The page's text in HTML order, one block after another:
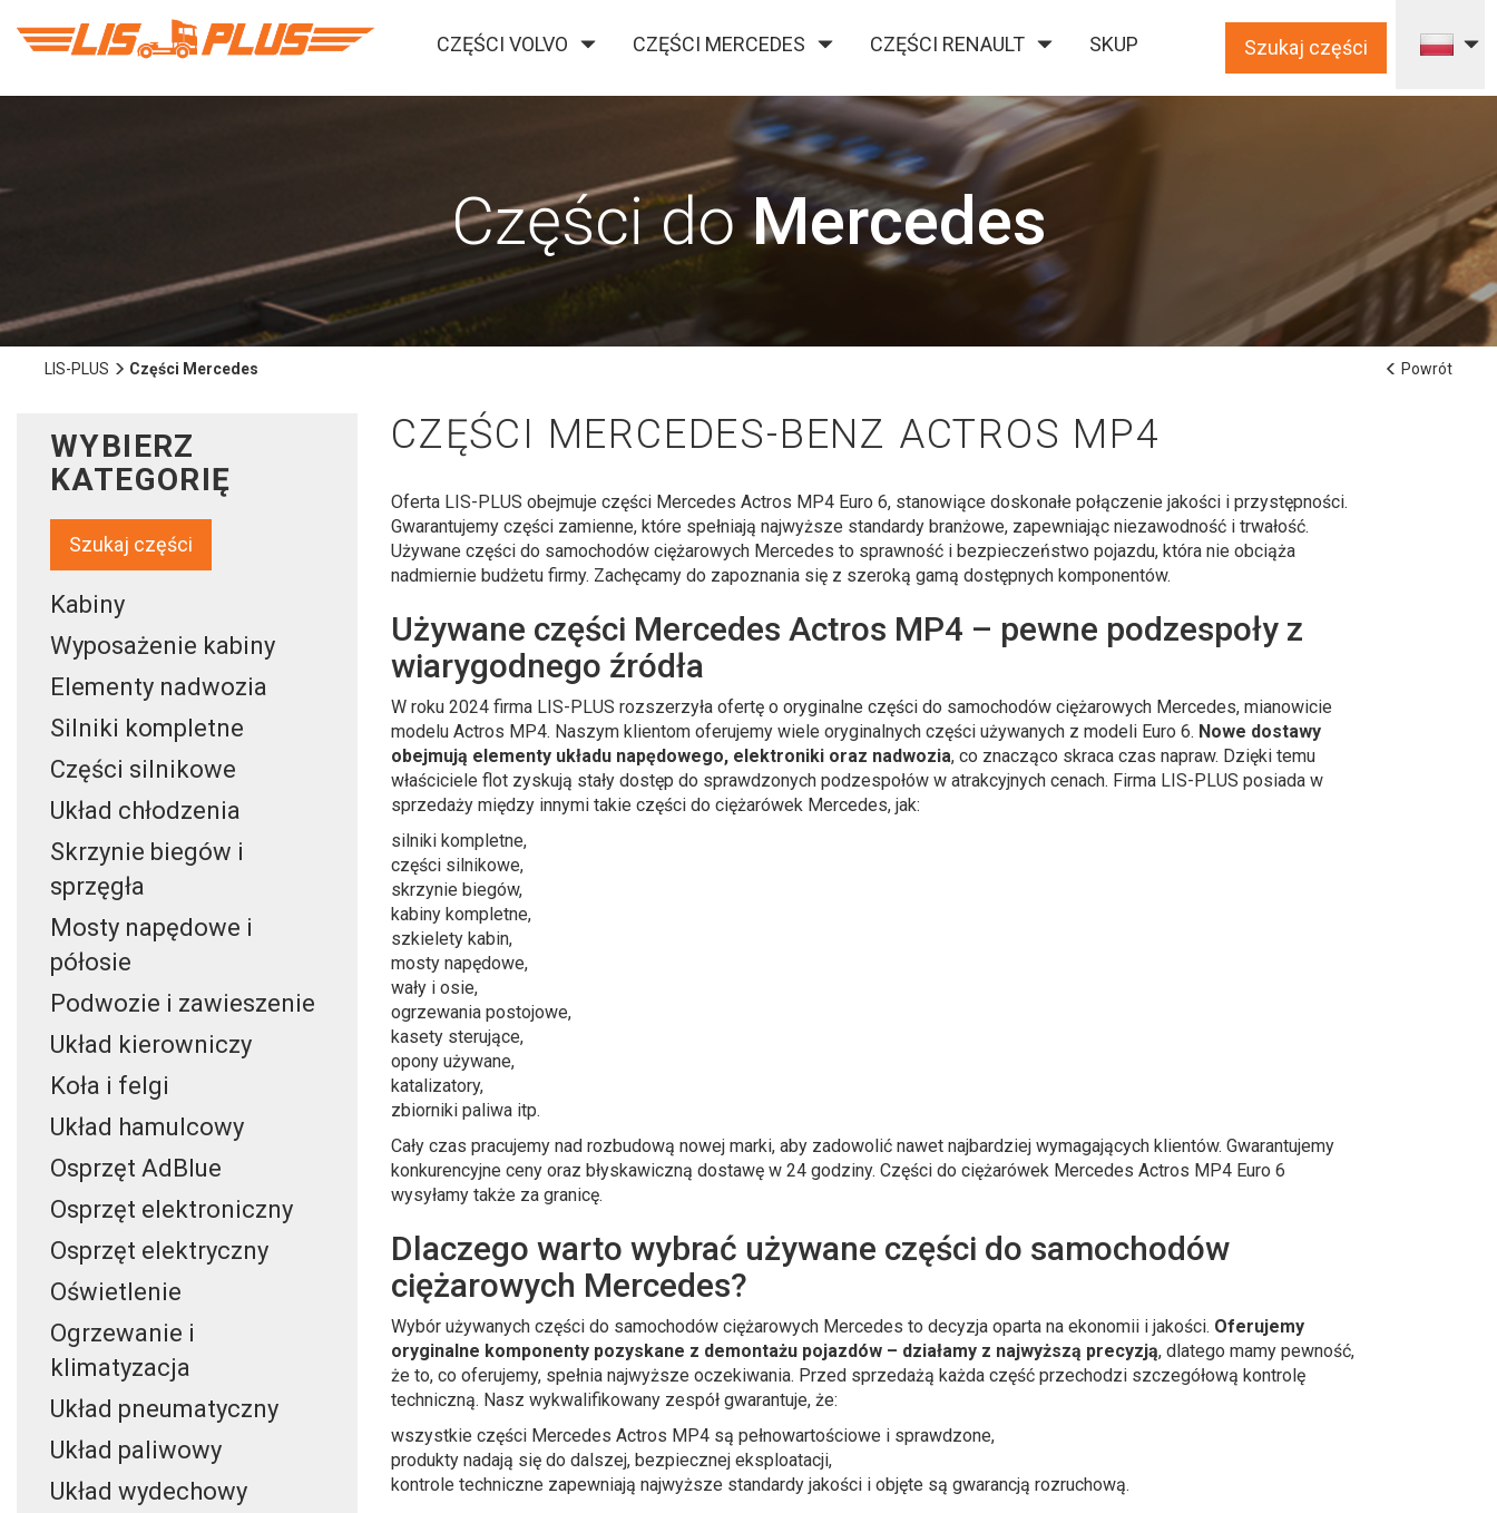
CZĘŚCI VOLVO CZĘŚCI MERCEDES CZĘŚCI RENAULT
SKUP
Szukaj części
Części doMercedes
LIS-PLUS Części Mercedes Powrót
WYBIERZ
KATEGORIĘ
Szukaj części
Kabiny
Wyposażenie kabiny
Elementy nadwozia
Silniki kompletne
Części silnikowe
Układ chłodzenia
Skrzynie biegów i
sprzęgła
Mosty napędowe i
półosie
Podwozie i zawieszenie
Układ kierowniczy
Koła i felgi
Układ hamulcowy
Osprzęt AdBlue
Osprzęt elektroniczny
Osprzęt elektryczny
Oświetlenie
Ogrzewanie i
klimatyzacja
Układ pneumatyczny
Układ paliwowy
Układ wydechowy
CZĘŚCI MERCEDES-BENZ ACTROS MP4
Oferta LIS-PLUS obejmuje części Mercedes Actros MP4 Euro 6, stanowiące doskonałe połączenie jakości i przystępności.
Gwarantujemy części zamienne, które spełniają najwyższe standardy branżowe, zapewniając niezawodność i trwałość.
Używane części do samochodów ciężarowych Mercedes to sprawność i bezpieczeństwo pojazdu, która nie obciąża
nadmiernie budżetu firmy. Zachęcamy do zapoznania się z szeroką gamą dostępnych komponentów.
Używane części Mercedes Actros MP4 – pewne podzespoły z
wiarygodnego źródła
W roku 2024 firma LIS-PLUS rozszerzyła ofertę o oryginalne części do samochodów ciężarowych Mercedes, mianowicie
modelu Actros MP4. Naszym klientom oferujemy wiele oryginalnych części używanych z modeli Euro 6. Nowe dostawy
obejmują elementy układu napędowego, elektroniki oraz nadwozia, co znacząco skraca czas napraw. Dzięki temu
właściciele flot zyskują stały dostęp do sprawdzonych podzespołów w atrakcyjnych cenach. Firma LIS-PLUS posiada w
sprzedaży między innymi takie części do ciężarówek Mercedes, jak:
silniki kompletne,
części silnikowe,
skrzynie biegów,
kabiny kompletne,
szkielety kabin,
mosty napędowe,
wały i osie,
ogrzewania postojowe,
kasety sterujące,
opony używane,
katalizatory,
zbiorniki paliwa itp.
Cały czas pracujemy nad rozbudową nowej marki, aby zadowolić nawet najbardziej wymagających klientów. Gwarantujemy
konkurencyjne ceny oraz błyskawiczną dostawę w 24 godziny. Części do ciężarówek Mercedes Actros MP4 Euro 6
wysyłamy także za granicę.
Dlaczego warto wybrać używane części do samochodów
ciężarowych Mercedes?
Wybór używanych części do samochodów ciężarowych Mercedes to decyzja oparta na ekonomii i jakości. Oferujemy
oryginalne komponenty pozyskane z demontażu pojazdów – działamy z najwyższą precyzją, dlatego mamy pewność,
że to, co oferujemy, spełnia najwyższe oczekiwania. Przed sprzedażą każda część przechodzi szczegółową kontrolę
techniczną. Nasz wykwalifikowany zespół gwarantuje, że:
wszystkie części Mercedes Actros MP4 są pełnowartościowe i sprawdzone,
produkty nadają się do dalszej, bezpiecznej eksploatacji,
kontrole techniczne zapewniają najwyższe standardy jakości i objęte są gwarancją rozruchową.